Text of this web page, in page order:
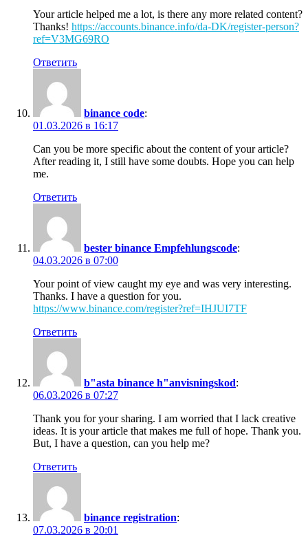
Your article helped me a lot, is there any more related content?
Thanks! https://accounts.binance.info/da-DK/register-person?
ref=V3MG69RO
Ответить
binance code:
01.03.2026 в 16:17
Can you be more specific about the content of your article?
After reading it, I still have some doubts. Hope you can help
me.
Ответить
bester binance Empfehlungscode:
04.03.2026 в 07:00
Your point of view caught my eye and was very interesting.
Thanks. I have a question for you.
https://www.binance.com/register?ref=IHJUI7TF
Ответить
b"asta binance h"anvisningskod:
06.03.2026 в 07:27
Thank you for your sharing. I am worried that I lack creative
ideas. It is your article that makes me full of hope. Thank you.
But, I have a question, can you help me?
Ответить
binance registration:
07.03.2026 в 20:01